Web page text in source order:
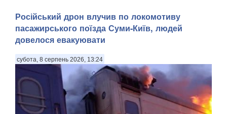
Російський дрон влучив по локомотиву
пасажирського поїзда Суми-Київ, людей
довелося евакуювати
субота, 8 серпень 2026, 13:24